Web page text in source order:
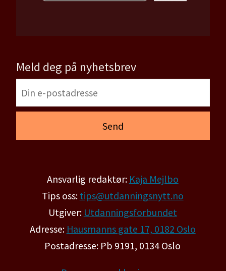
Meld deg på nyhetsbrev
Ansvarlig redaktør: Kaja Mejlbo
Tips oss: tips@utdanningsnytt.no
Utgiver: Utdanningsforbundet
Adresse: Hausmanns gate 17, 0182 Oslo
Postadresse: Pb 9191, 0134 Oslo